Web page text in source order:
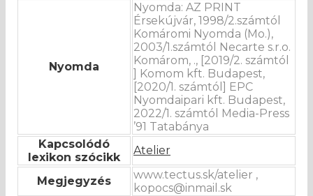
Nyomda
Nyomda: AZ PRINT
Érsekújvár, 1998/2.számtól
Komáromi Nyomda (Mo.),
2003/1.számtól Necarte s.r.o.
Komárom, ., [2019/2. számtól
] Komom kft. Budapest,
[2020/1. számtól] EPC
Nyomdaipari kft. Budapest,
2022/1. számtól Media-Press
’91 Tatabánya
Kapcsolódó
lexikon szócikk
Atelier
Megjegyzés
www.tectus.sk/atelier ,
kopocs@inmail.sk